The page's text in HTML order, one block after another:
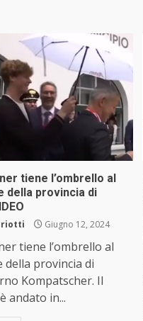
tiene l’ombrello al
della provincia di
Giugno 12, 2024
tiene l’ombrello al
della provincia di
Kompatscher. Il
andato in...